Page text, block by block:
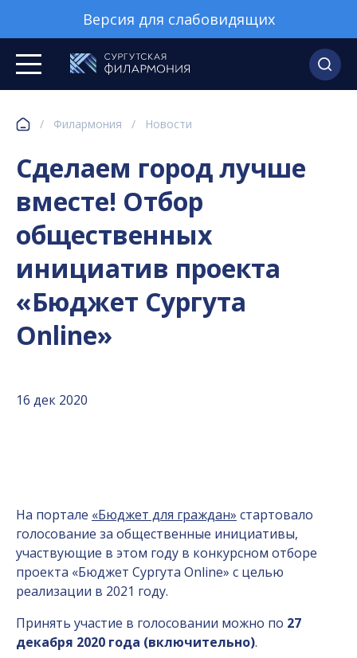
Версия для слабовидящих
/ Филармония / Новости
Сделаем город лучше
вместе! Отбор
общественных
инициатив проекта
«Бюджет Сургута
Online»
16 дек 2020
На портале «Бюджет для граждан» стартовало
голосование за общественные инициативы,
участвующие в этом году в конкурсном отборе
проекта «Бюджет Сургута Online» с целью
реализации в 2021 году.
Принять участие в голосовании можно по 27
декабря 2020 года (включительно).